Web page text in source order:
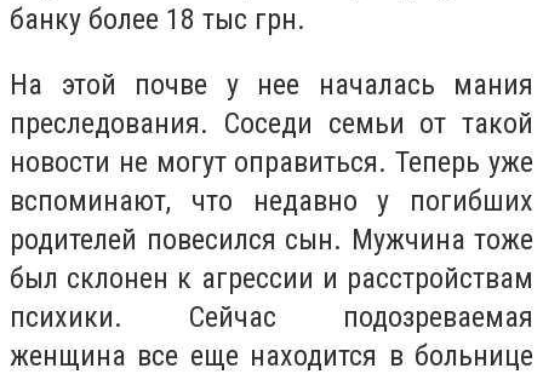
банку более 18 тыс грн.
На этой почве у нее началась мания
преследования. Соседи семьи от такой
новости не могут оправиться. Теперь уже
вспоминают, что недавно у погибших
родителей повесился сын. Мужчина тоже
был склонен к агрессии и расстройствам
психики. Сейчас подозреваемая
женщина все еще находится в больнице